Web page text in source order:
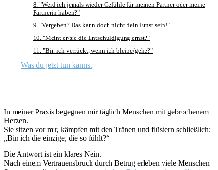
8. "Werd ich jemals wieder Gefühle für meinen Partner oder meine
Partnerin haben?"
9. "Vergeben? Das kann doch nicht dein Ernst sein!"
10. "Meint er/sie die Entschuldigung ernst?"
11. "Bin ich verrückt, wenn ich bleibe/gehe?"
Was du jetzt tun kannst
In meiner Praxis begegnen mir täglich Menschen mit gebrochenem
Herzen.
Sie sitzen vor mir, kämpfen mit den Tränen und flüstern schließlich:
„Bin ich die einzige, die so fühlt?“
Die Antwort ist ein klares Nein.
Nach einem Vertrauensbruch durch Betrug erleben viele Menschen